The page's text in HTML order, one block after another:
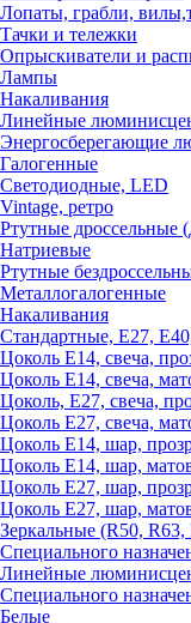
Лопаты, грабли,
Тачки и тележки
Опрыскиватели и
Лампы
Накаливания
Линейные
Энергосберегающие
Галогенные
Светодиодные, LED
Vintage, ретро
Ртутные дроссельные
Натриевые
Ртутные
Металлогалогенные
Накаливания
Стандартные, Е27,
Цоколь Е14, свеча,
Цоколь Е14, свеча,
Цоколь, Е27, свеча,
Цоколь Е27, свеча,
Цоколь Е14, шар,
Цоколь Е14, шар,
Цоколь Е27, шар,
Цоколь Е27, шар,
Зеркальные (R50,
Специального
Линейные
Специального
Белые